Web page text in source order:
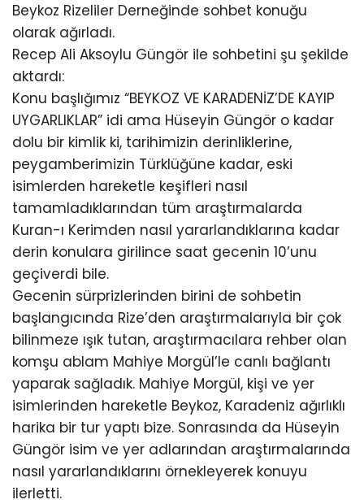
Beykoz Rizeliler Derneğinde sohbet konuğu
olarak ağırladı.
Recep Ali Aksoylu Güngör ile sohbetini şu şekilde
aktardı:
Konu başlığımız “BEYKOZ VE KARADENİZ’DE KAYIP
UYGARLIKLAR” idi ama Hüseyin Güngör o kadar
dolu bir kimlik ki, tarihimizin derinliklerine,
peygamberimizin Türklüğüne kadar, eski
isimlerden hareketle keşifleri nasıl
tamamladıklarından tüm araştırmalarda
Kuran-ı Kerimden nasıl yararlandıklarına kadar
derin konulara girilince saat gecenin 10’unu
geçiverdi bile.
Gecenin sürprizlerinden birini de sohbetin
başlangıcında Rize’den araştırmalarıyla bir çok
bilinmeze ışık tutan, araştırmacılara rehber olan
komşu ablam Mahiye Morgül’le canlı bağlantı
yaparak sağladık. Mahiye Morgül, kişi ve yer
isimlerinden hareketle Beykoz, Karadeniz ağırlıklı
harika bir tur yaptı bize. Sonrasında da Hüseyin
Güngör isim ve yer adlarından araştırmalarında
nasıl yararlandıklarını örnekleyerek konuyu
ilerletti.